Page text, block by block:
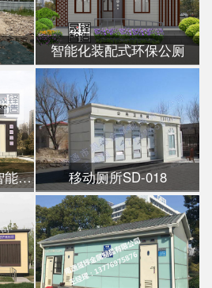
智能化装配式环保公厕
新型装配式移动环保智能公厕 移动厕所SD-018